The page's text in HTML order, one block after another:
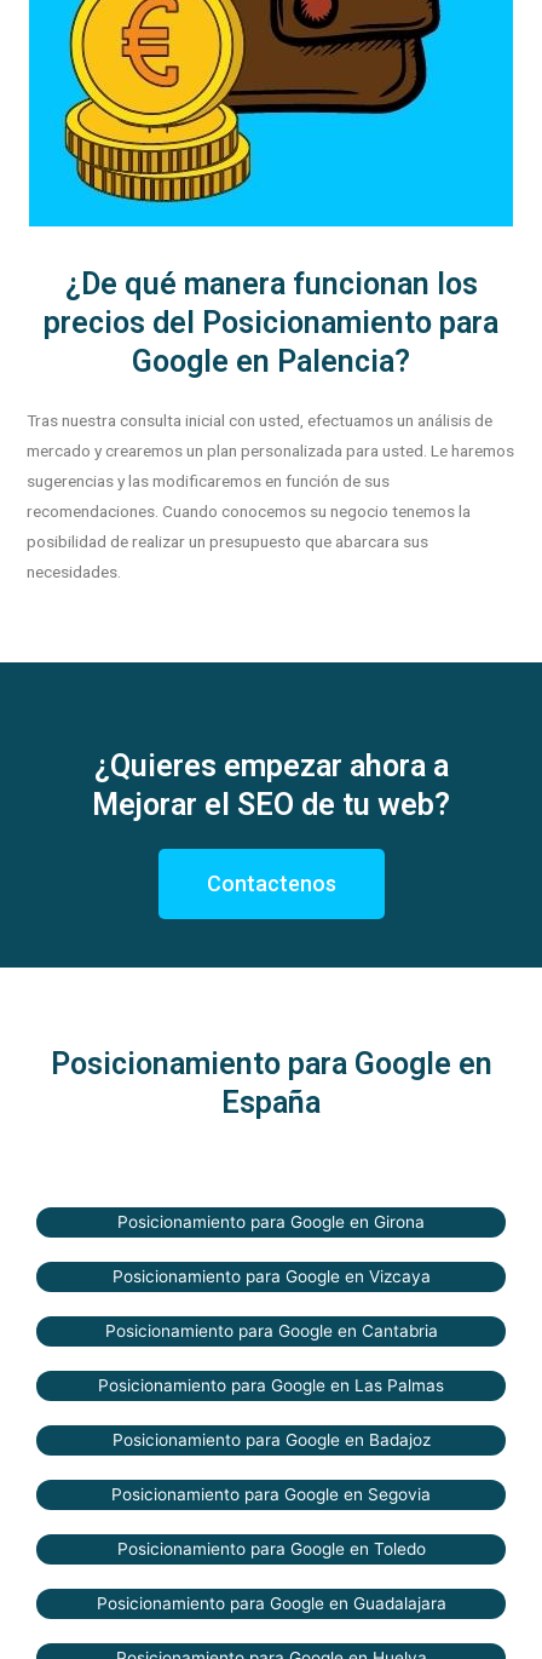
¿De qué manera funcionan los
precios del Posicionamiento para
Google en Palencia?
Tras nuestra consulta inicial con usted, efectuamos un análisis de
mercado y crearemos un plan personalizada para usted. Le haremos
sugerencias y las modificaremos en función de sus
recomendaciones. Cuando conocemos su negocio tenemos la
posibilidad de realizar un presupuesto que abarcara sus
necesidades.
¿Quieres empezar ahora a
Mejorar el SEO de tu web?
Contactenos
Posicionamiento para Google en
España
Posicionamiento para Google en Girona
Posicionamiento para Google en Vizcaya
Posicionamiento para Google en Cantabria
Posicionamiento para Google en Las Palmas
Posicionamiento para Google en Badajoz
Posicionamiento para Google en Segovia
Posicionamiento para Google en Toledo
Posicionamiento para Google en Guadalajara